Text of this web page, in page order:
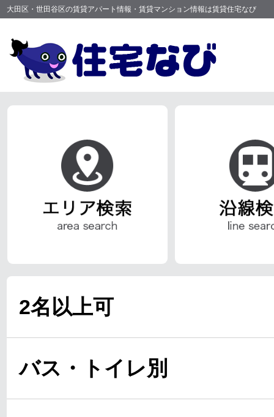
大田区・世田谷区の賃貸アパート情報・賃貸マンション情報は賃貸住宅なび
2名以上可
バス・トイレ別